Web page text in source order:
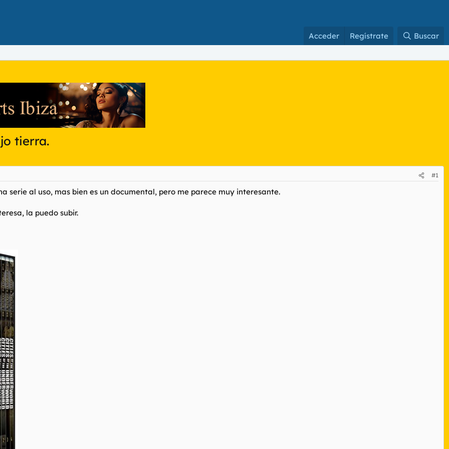
Acceder Regístrate Buscar
tierra.
#1
serie al uso, mas bien es un documental, pero me parece muy interesante.
la puedo subir.